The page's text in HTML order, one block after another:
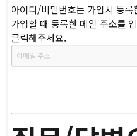
아이디/비밀번호는 가입시 등
가입할 때 등록한 메일 주소를
클릭해주세요.